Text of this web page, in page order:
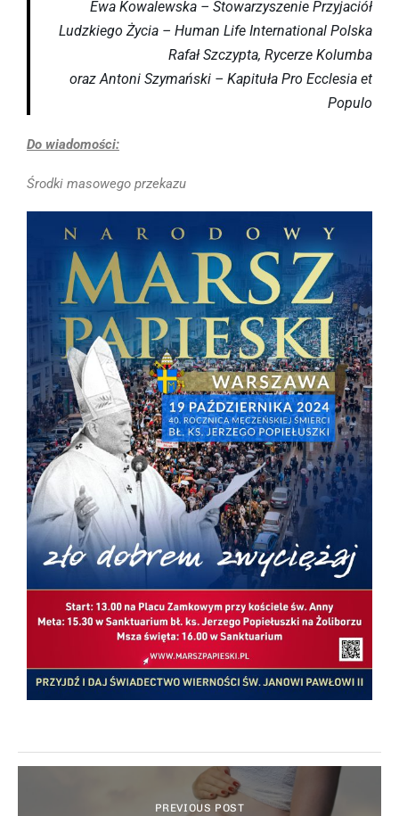
Ewa Kowalewska – Stowarzyszenie Przyjaciół
Ludzkiego Życia – Human Life International Polska
Rafał Szczypta, Rycerze Kolumba
oraz Antoni Szymański – Kapituła Pro Ecclesia et
Populo
Do wiadomości:
Środki masowego przekazu
PREVIOUS POST